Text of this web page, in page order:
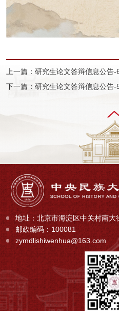
上一篇：研究生论文答辩信息公告-
下一篇：研究生论文答辩信息公告-
地址：北京市海淀区中关村南
邮政编码：100081
zymdlishiwenhua@163.com